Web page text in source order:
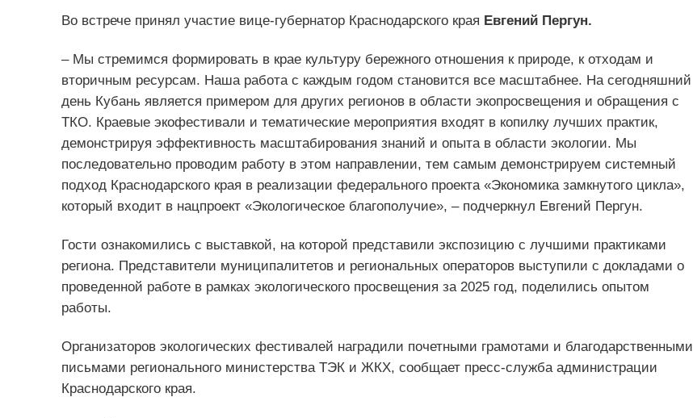
Во встрече принял участие вице-губернатор Краснодарского края Евгений Пергун.
– Мы стремимся формировать в крае культуру бережного отношения к природе, к отходам и
вторичным ресурсам. Наша работа с каждым годом становится все масштабнее. На сегодняшний
день Кубань является примером для других регионов в области экопросвещения и обращения с
ТКО. Краевые экофестивали и тематические мероприятия входят в копилку лучших практик,
демонстрируя эффективность масштабирования знаний и опыта в области экологии. Мы
последовательно проводим работу в этом направлении, тем самым демонстрируем системный
подход Краснодарского края в реализации федерального проекта «Экономика замкнутого цикла»,
который входит в нацпроект «Экологическое благополучие», – подчеркнул Евгений Пергун.
Гости ознакомились с выставкой, на которой представили экспозицию с лучшими практиками
региона. Представители муниципалитетов и региональных операторов выступили с докладами о
проведенной работе в рамках экологического просвещения за 2025 год, поделились опытом
работы.
Организаторов экологических фестивалей наградили почетными грамотами и благодарственными
письмами регионального министерства ТЭК и ЖКХ, сообщает пресс-служба администрации
Краснодарского края.